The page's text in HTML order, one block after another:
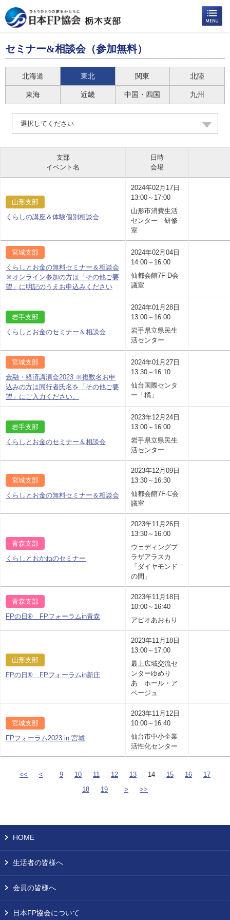
セミナー&相談会（参加無料）
北海道 東北 関東 北陸
東海 近畿 中国・四国 九州
選択してください
支部
イベント名
日時
会場
山形支部
くらしの講座＆体験個別相談会
2024年02月17日
13:00～17:00
山形市消費生活
センター 研修
室
宮城支部
くらしとお金の無料セミナー＆相談会
※オンライン参加の方は「その他ご要
望」に明記のうえお申込みください
2024年02月04日
14:00～16:00
仙都会館7F-D会
議室
岩手支部
くらしとお金のセミナー＆相談会
2024年01月28日
13:00～16:00
岩手県立県民生
活センター
宮城支部
金融・経済講演会2023 ※複数名お申
込みの方は同行者氏名を「その他ご要
望」にご入力ください。
2024年01月27日
13:30～16:10
仙台国際センタ
ー「橘」
岩手支部
くらしとお金のセミナー＆相談会
2023年12月24日
13:00～16:00
岩手県立県民生
活センター
宮城支部
くらしとお金の無料セミナー＆相談会
2023年12月09日
13:30～16:30
仙都会館7F-C会
議室
青森支部
くらしとおかねのセミナー
2023年11月26日
13:30～16:00
ウェディングプ
ラザアラスカ
「ダイヤモンド
の間」
青森支部
FPの日® FPフォーラムin青森
2023年11月18日
10:00～16:40
アピオあおもり
山形支部
FPの日® FPフォーラムin新庄
2023年11月18日
13:00～17:00
最上広域交流セ
ンターゆめり
あ ホール・ア
ベージュ
宮城支部
FPフォーラム2023 in 宮城
2023年11月12日
10:00～16:40
仙台市中小企業
活性化センター
<< < 9 10 11 12 13 14 15 16
17
18
19 > >>
HOME
生活者の皆様へ
会員の皆様へ
日本FP協会について